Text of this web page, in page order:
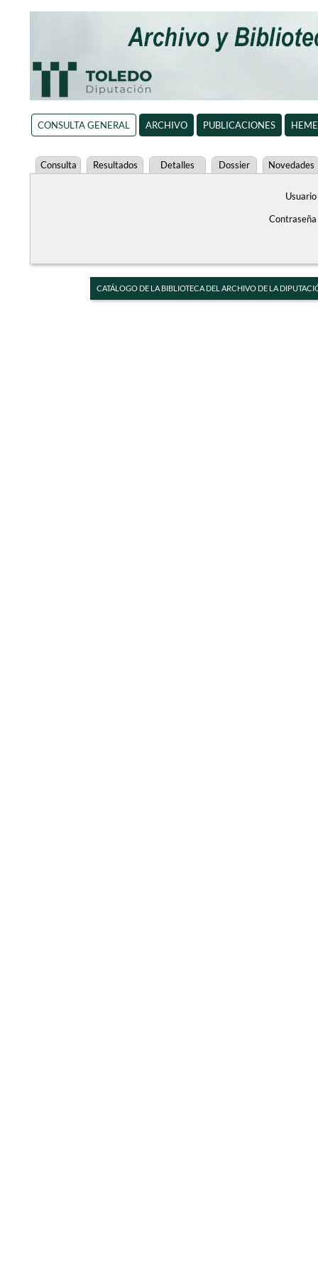
CONSULTA GENERAL ARCHIVO PUBLICACIONES
Consulta Resultados Detalles Dossier Novedades
Usuario
Contraseña
CATÁLOGO DE LA BIBLIOTECA DEL ARCHIVO DE LA